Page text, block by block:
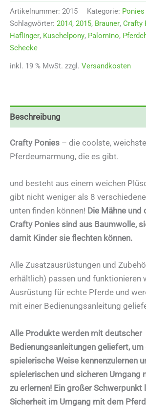
Artikelnummer: 2015 Kategorie: Ponies
Schlagwörter: 2014, 2015, Brauner, Crafty
Haflinger, Kuschelpony, Palomino,
Schecke
inkl. 19 % MwSt. zzgl. Versandkosten
Beschreibung
Crafty Ponies – die coolste,
Pferdeumarmung, die es gibt.
und besteht aus einem weichen
gibt nicht weniger als 8
unten finden können! Die Mähne und
Crafty Ponies sind aus Baumwolle,
damit Kinder sie flechten können.
Alle Zusatzausrüstungen und
erhältlich) passen und funktionieren
Ausrüstung für echte Pferde und
mit einer Bedienungsanleitung
Alle Produkte werden mit deutscher
Bedienungsanleitungen geliefert,
spielerische Weise kennenzulernen
spielerischen und sicheren Umgang
zu erlernen! Ein großer Schwerpunkt
Sicherheit im Umgang mit dem